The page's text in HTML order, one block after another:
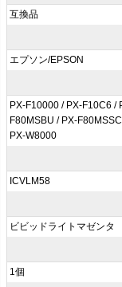
互換品
エプソン/EPSON
PX-F10000 / PX-F10C6 /
F80MSBU / PX-
PX-W8000
ICVLM58
ビビッドライトマゼンタ
1個